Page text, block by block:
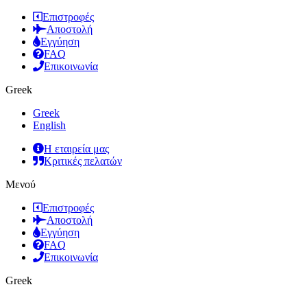
Επιστροφές
Αποστολή
Εγγύηση
FAQ
Επικοινωνία
Greek
Greek
English
Η εταιρεία μας
Κριτικές πελατών
Μενού
Επιστροφές
Αποστολή
Εγγύηση
FAQ
Επικοινωνία
Greek